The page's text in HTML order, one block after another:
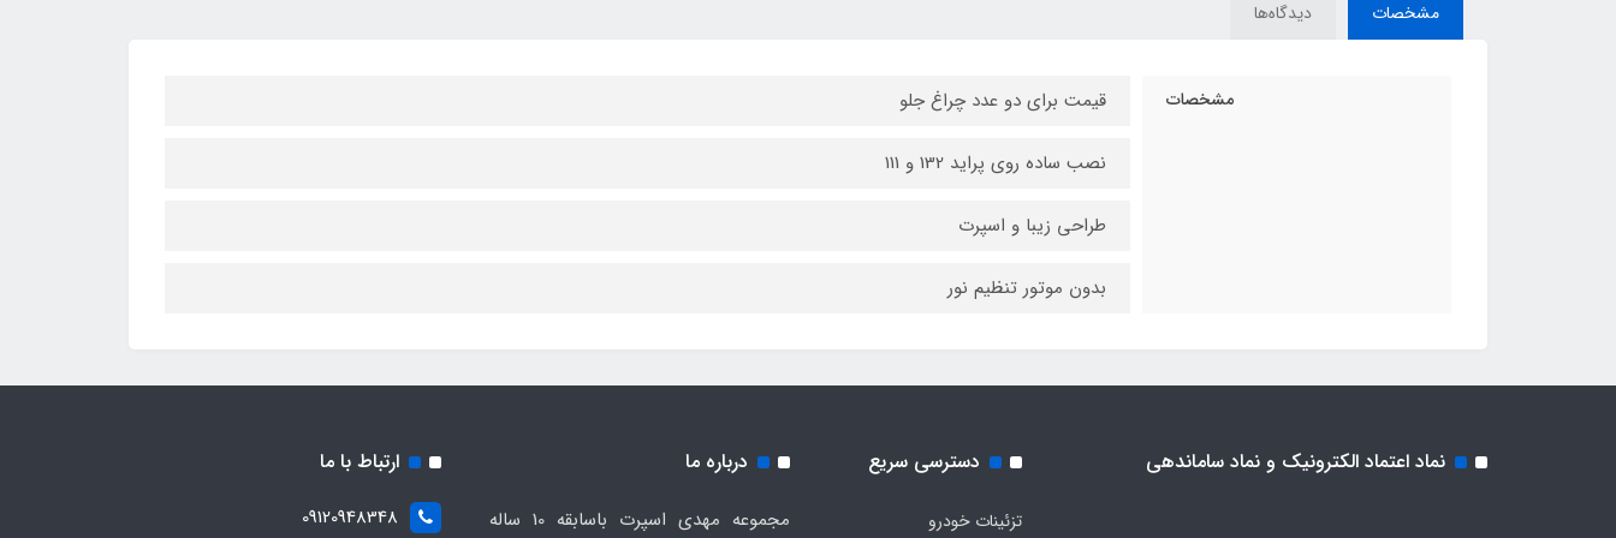
مشخصات دیدگاه‌ها
مشخصات قیمت برای دو عدد چراغ جلو
نصب ساده روی پراید 132 و 111
طراحی زیبا و اسپرت
بدون موتور تنظیم نور
نماد اعتماد الکترونیک و نماد ساماندهی دسترسی سریع
تزئینات خودرو
درباره ما
مجموعه مهدی اسپرت باسابقه 10 ساله
ارتباط با ما
09120948348